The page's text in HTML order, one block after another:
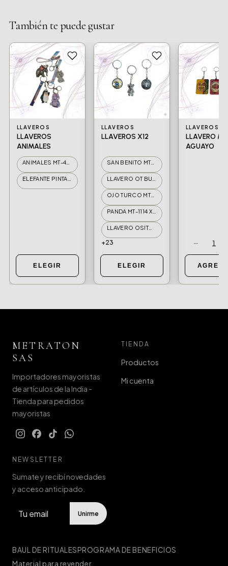
También te puede gustar
LLAVEROS
LLAVEROS
ANIMALES
ELEGIR
LLAVEROS
LLAVEROS X12
SAN BENITO MT-1110 X12
OJO TURCO MT-1113 X12
LLAVERO OSITO MT-1115 X12
+23
ELEGIR
LLAVEROS
LLAVERO
AGUAYO
− 1
METRATON
SAS
Importadores mayoristas
de artículos de la India -
Tienda para pedidos
mayoristas
TIENDA
Productos
Mi cuenta
NEWSLETTER
Sumate y recibí novedades
y acceso anticipado.
Unirme
BAUL DE RITUALESPROGRAMA DE BENEFICIOS
Material para revender